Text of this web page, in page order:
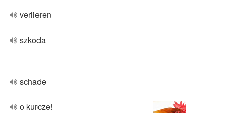
verlieren
szkoda
schade
o kurcze!